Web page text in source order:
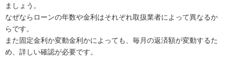
ましょう。
なぜならローンの年数や金利はそれぞれ取扱業者によって異なるか
らです。
また固定金利か変動金利かによっても、毎月の返済額が変動するた
め、詳しい確認が必要です。